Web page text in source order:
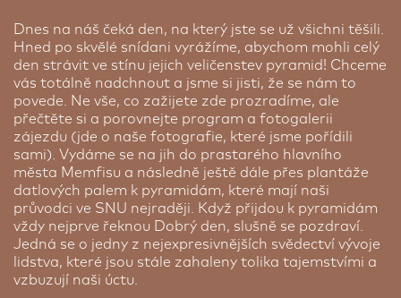
Hilton Hurghada Plaza | 7 nocí
Pokud si chcete odpočinout v Hurghadě v luxusním
prostředí kvalitního hotelu, nabízíme vám
možnost upgrade na 5* hotel Hilton Hurghada
Plaza, který nedávno prošel rozsáhlou renovací.
Resort nabízí stravování all inclusive a můžete si
dokonce vybrat z několika kvalitních restaurací.
Dnes na náš čeká den, na který jste se už všichni těšili.
Hned po skvělé snídani vyrážíme, abychom mohli celý
den strávit ve stínu jejich veličenstev pyramid! Chceme
vás totálně nadchnout a jsme si jisti, že se nám to
povede. Ne vše, co zažijete zde prozradíme, ale
přečtěte si a porovnejte program a fotogalerii
zájezdu (jde o naše fotografie, které jsme pořídili
sami). Vydáme se na jih do prastarého hlavního
města Memfisu a následně ještě dále přes plantáže
datlových palem k pyramidám, které mají naši
průvodci ve SNU nejraději. Když přijdou k pyramidám
vždy nejprve řeknou Dobrý den, slušně se pozdraví.
Jedná se o jedny z nejexpresivnějších svědectví vývoje
lidstva, které jsou stále zahaleny tolika tajemstvími a
vzbuzují naši úctu.